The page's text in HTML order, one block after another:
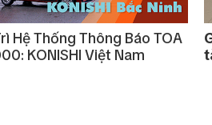
Hệ Thống Thông Báo TOA
KONISHI Việt Nam